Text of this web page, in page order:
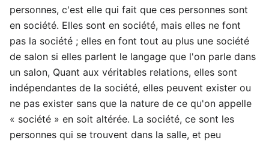
personnes, c'est elle qui fait que ces personnes sont
en société. Elles sont en société, mais elles ne font
pas la société ; elles en font tout au plus une société
de salon si elles parlent le langage que l'on parle dans
un salon, Quant aux véritables relations, elles sont
indépendantes de la société, elles peuvent exister ou
ne pas exister sans que la nature de ce qu'on appelle
« société » en soit altérée. La société, ce sont les
personnes qui se trouvent dans la salle, et peu